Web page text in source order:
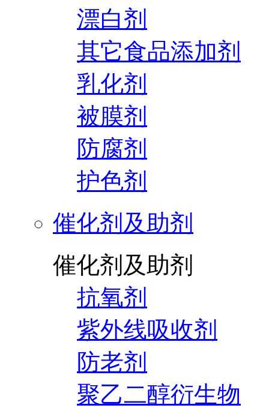
漂白剂
其它食品添加剂
乳化剂
被膜剂
防腐剂
护色剂
催化剂及助剂
催化剂及助剂
抗氧剂
紫外线吸收剂
防老剂
聚乙二醇衍生物